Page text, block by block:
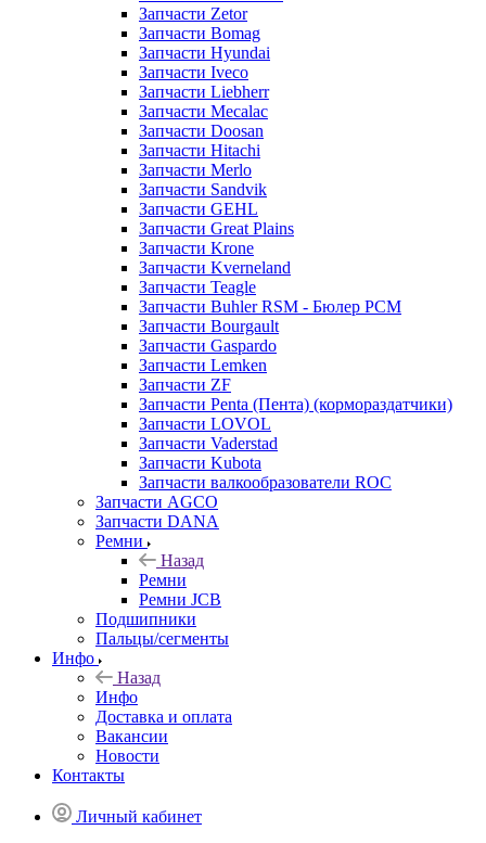
Запчасти Zetor
Запчасти Bomag
Запчасти Hyundai
Запчасти Iveco
Запчасти Liebherr
Запчасти Mecalac
Запчасти Doosan
Запчасти Hitachi
Запчасти Merlo
Запчасти Sandvik
Запчасти GEHL
Запчасти Great Plains
Запчасти Krone
Запчасти Kverneland
Запчасти Teagle
Запчасти Buhler RSM - Бюлер РСМ
Запчасти Bourgault
Запчасти Gaspardo
Запчасти Lemken
Запчасти ZF
Запчасти Penta (Пента) (кормораздатчики)
Запчасти LOVOL
Запчасти Vaderstad
Запчасти Kubota
Запчасти валкообразователи ROC
Запчасти AGCO
Запчасти DANA
Ремни
Назад
Ремни
Ремни JCB
Подшипники
Пальцы/сегменты
Инфо
Назад
Инфо
Доставка и оплата
Вакансии
Новости
Контакты
Личный кабинет